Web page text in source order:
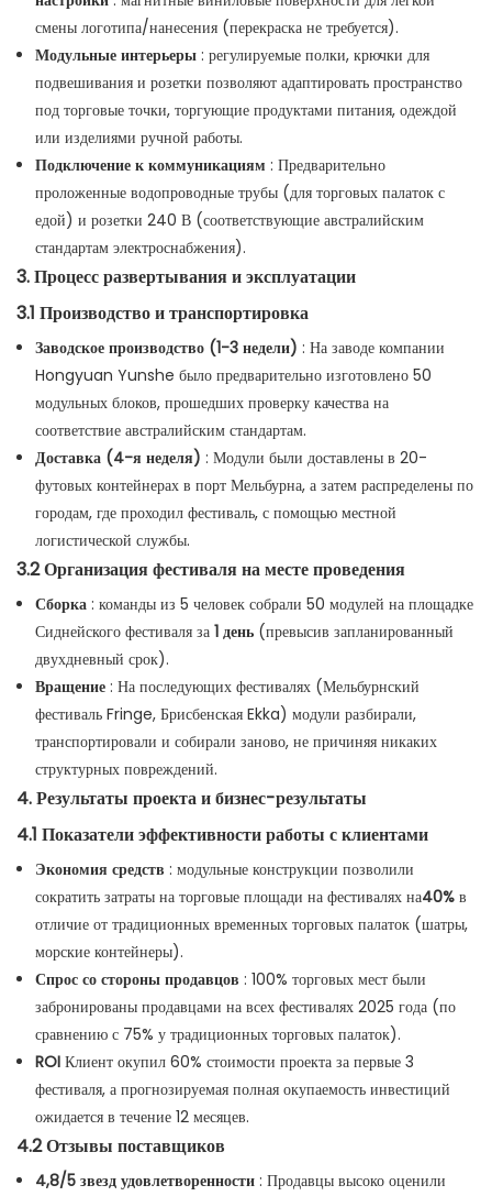
смены логотипа/нанесения (перекраска не требуется).
Модульные интерьеры: регулируемые полки, крючки для
подвешивания и розетки позволяют адаптировать пространство
под торговые точки, торгующие продуктами питания, одеждой
или изделиями ручной работы.
Подключение к коммуникациям : Предварительно
проложенные водопроводные трубы (для торговых палаток с
едой) и розетки 240 В (соответствующие австралийским
стандартам электроснабжения).
3. Процесс развертывания и эксплуатации
3.1 Производство и транспортировка
Заводское производство (1-3 недели) : На заводе компании
Hongyuan Yunshe было предварительно изготовлено 50
модульных блоков, прошедших проверку качества на
соответствие австралийским стандартам.
Доставка (4-я неделя) : Модули были доставлены в 20-
футовых контейнерах в порт Мельбурна, а затем распределены по
городам, где проходил фестиваль, с помощью местной
логистической службы.
3.2 Организация фестиваля на месте проведения
Сборка: команды из 5 человек собрали 50 модулей на площадке
Сиднейского фестиваля за 1 день(превысив запланированный
двухдневный срок).
Вращение: На последующих фестивалях (Мельбурнский
фестиваль Fringe, Брисбенская Ekka) модули разбирали,
транспортировали и собирали заново, не причиняя никаких
структурных повреждений.
4. Результаты проекта и бизнес-результаты
4.1 Показатели эффективности работы с клиентами
Экономия средств : модульные конструкции позволили
сократить затраты на торговые площади на фестивалях на40%в
отличие от традиционных временных торговых палаток (шатры,
морские контейнеры).
Спрос со стороны продавцов : 100% торговых мест были
забронированы продавцами на всех фестивалях 2025 года (по
сравнению с 75% у традиционных торговых палаток).
ROIКлиент окупил 60% стоимости проекта за первые 3
фестиваля, а прогнозируемая полная окупаемость инвестиций
ожидается в течение 12 месяцев.
4.2 Отзывы поставщиков
4,8/5 звезд удовлетворенности: Продавцы высоко оценили